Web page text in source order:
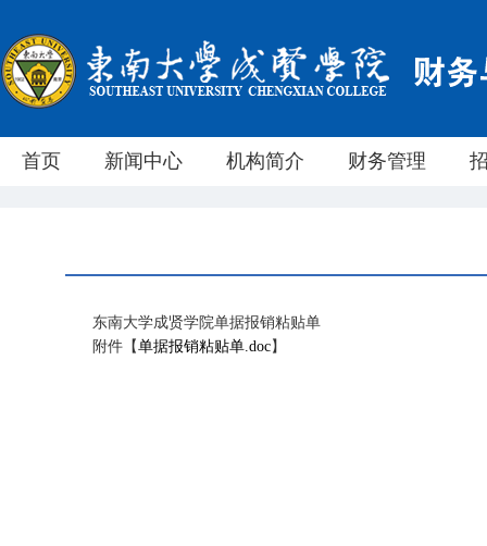
首页 新闻中心 机构简介 财务管理
东南大学成贤学院单据报销粘贴单
附件【单据报销粘贴单.doc】